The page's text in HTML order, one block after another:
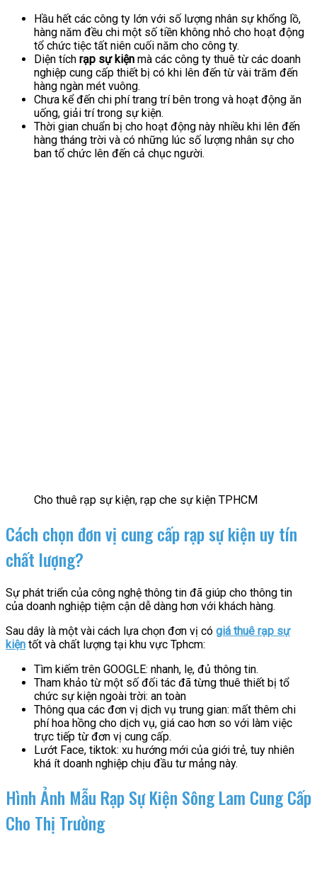
Hầu hết các công ty lớn với số lượng nhân sự khổng lồ,
hàng năm đều chi một số tiền không nhỏ cho hoạt động
tổ chức tiệc tất niên cuối năm cho công ty.
Diện tích rạp sự kiện mà các công ty thuê từ các doanh
nghiệp cung cấp thiết bị có khi lên đến từ vài trăm đến
hàng ngàn mét vuông.
Chưa kể đến chi phí trang trí bên trong và hoạt động ăn
uống, giải trí trong sự kiện.
Thời gian chuẩn bị cho hoạt động này nhiều khi lên đến
hàng tháng trời và có những lúc số lượng nhân sự cho
ban tổ chức lên đến cả chục người.
Cho thuê rạp sự kiện, rạp che sự kiện TPHCM
Cách chọn đơn vị cung cấp rạp sự kiện uy tín
chất lượng?
Sự phát triển của công nghệ thông tin đã giúp cho thông tin
của doanh nghiệp tiệm cận dễ dàng hơn với khách hàng.
Sau dây là một vài cách lựa chọn đơn vị có giá thuê rạp sự
kiện tốt và chất lượng tại khu vực Tphcm:
Tìm kiếm trên GOOGLE: nhanh, lẹ, đủ thông tin.
Tham khảo từ một số đối tác đã từng thuê thiết bị tổ
chức sự kiện ngoài trời: an toàn
Thông qua các đơn vị dịch vụ trung gian: mất thêm chi
phí hoa hồng cho dịch vụ, giá cao hơn so với làm việc
trực tiếp từ đơn vị cung cấp.
Lướt Face, tiktok: xu hướng mới của giới trẻ, tuy nhiên
khá ít doanh nghiệp chịu đầu tư mảng này.
Hình Ảnh Mẫu Rạp Sự Kiện Sông Lam Cung Cấp
Cho Thị Trường